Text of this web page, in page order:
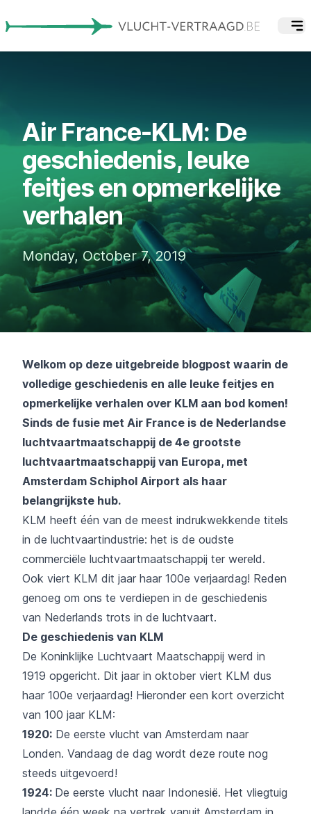
Air France-KLM: De
geschiedenis, leuke
feitjes en opmerkelijke
verhalen
Monday, October 7, 2019
Welkom op deze uitgebreide blogpost waarin de
volledige geschiedenis en alle leuke feitjes en
opmerkelijke verhalen over KLM aan bod komen!
Sinds de fusie met Air France is de Nederlandse
luchtvaartmaatschappij de 4e grootste
luchtvaartmaatschappij van Europa, met
Amsterdam Schiphol Airport als haar
belangrijkste hub.
KLM heeft één van de meest indrukwekkende titels
in de luchtvaartindustrie: het is de oudste
commerciële luchtvaartmaatschappij ter wereld.
Ook viert KLM dit jaar haar 100e verjaardag! Reden
genoeg om ons te verdiepen in de geschiedenis
van Nederlands trots in de luchtvaart.
De geschiedenis van KLM
De Koninklijke Luchtvaart Maatschappij werd in
1919 opgericht. Dit jaar in oktober viert KLM dus
haar 100e verjaardag! Hieronder een kort overzicht
van 100 jaar KLM:
1920: De eerste vlucht van Amsterdam naar
Londen. Vandaag de dag wordt deze route nog
steeds uitgevoerd!
1924: De eerste vlucht naar Indonesië. Het vliegtuig